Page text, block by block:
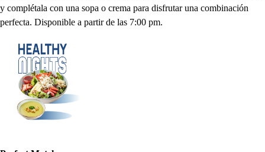
y complétala con una sopa o crema para disfrutar una combinación
perfecta. Disponible a partir de las 7:00 pm.